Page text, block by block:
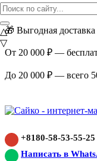
ВНИМАНИЕ АКЦИЯ!
🎁 Выгодная доставка
От 20 000 ₽ —
До 20 000 ₽ — всего
+8180-58-53-55-25
Написать в
△
▽